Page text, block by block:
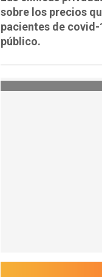
sobre los precios
pacientes de covid-
público.